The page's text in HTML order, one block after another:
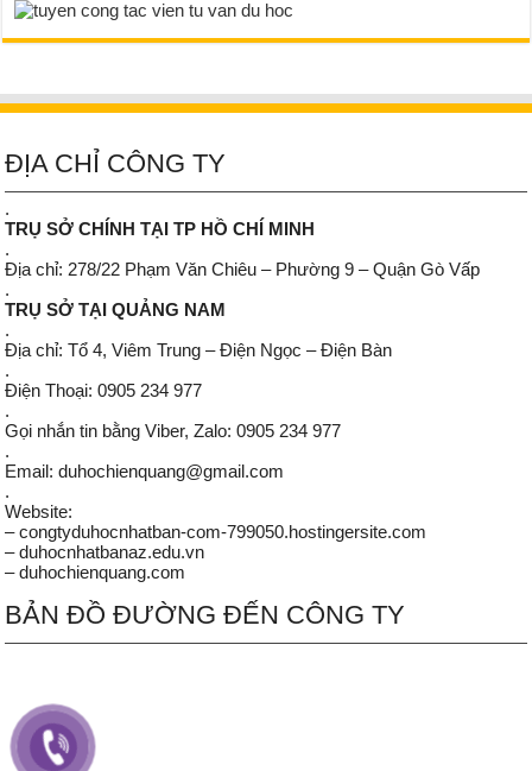
ĐỊA CHỈ CÔNG TY
.
TRỤ SỞ CHÍNH TẠI TP HỒ CHÍ MINH
.
Địa chỉ: 278/22 Phạm Văn Chiêu – Phường 9 – Quận Gò Vấp
.
TRỤ SỞ TẠI QUẢNG NAM
.
Địa chỉ: Tổ 4, Viêm Trung – Điện Ngọc – Điện Bàn
.
Điện Thoại: 0905 234 977
.
Gọi nhắn tin bằng Viber, Zalo: 0905 234 977
.
Email: duhochienquang@gmail.com
.
Website:
– congtyduhocnhatban-com-799050.hostingersite.com
– duhocnhatbanaz.edu.vn
– duhochienquang.com
BẢN ĐỒ ĐƯỜNG ĐẾN CÔNG TY